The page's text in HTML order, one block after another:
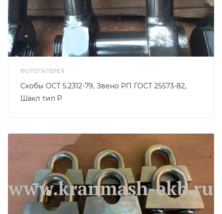
ФОТОГАЛЕРЕЯ
Скобы ОСТ 5.2312-79, Звено РП ГОСТ 25573-82,
Шакл тип Р